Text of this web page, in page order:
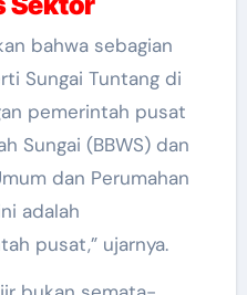
bahwa sebagian
Sungai Tuntang di
pemerintah pusat
Sungai (BBWS) dan
dan Perumahan
adalah
pusat,” ujarnya.